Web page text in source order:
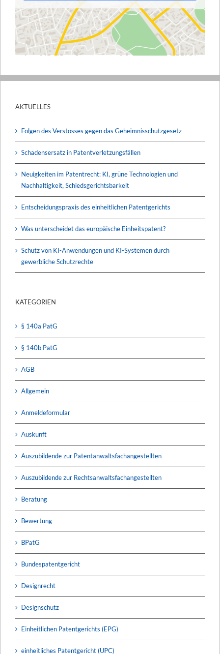
AKTUELLES
Folgen des Verstosses gegen das Geheimnisschutzgesetz
Schadensersatz in Patentverletzungsfällen
Neuigkeiten im Patentrecht: KI, grüne Technologien und
Nachhaltigkeit, Schiedsgerichtsbarkeit
Entscheidungspraxis des einheitlichen Patentgerichts
Was unterscheidet das europäische Einheitspatent?
Schutz von KI-Anwendungen und KI-Systemen durch
gewerbliche Schutzrechte
KATEGORIEN
§ 140a PatG
§ 140b PatG
AGB
Allgemein
Anmeldeformular
Auskunft
Auszubildende zur Patentanwaltsfachangestellten
Auszubildende zur Rechtsanwaltsfachangestellten
Beratung
Bewertung
BPatG
Bundespatentgericht
Designrecht
Designschutz
Einheitlichen Patentgerichts (EPG)
einheitliches Patentgericht (UPC)